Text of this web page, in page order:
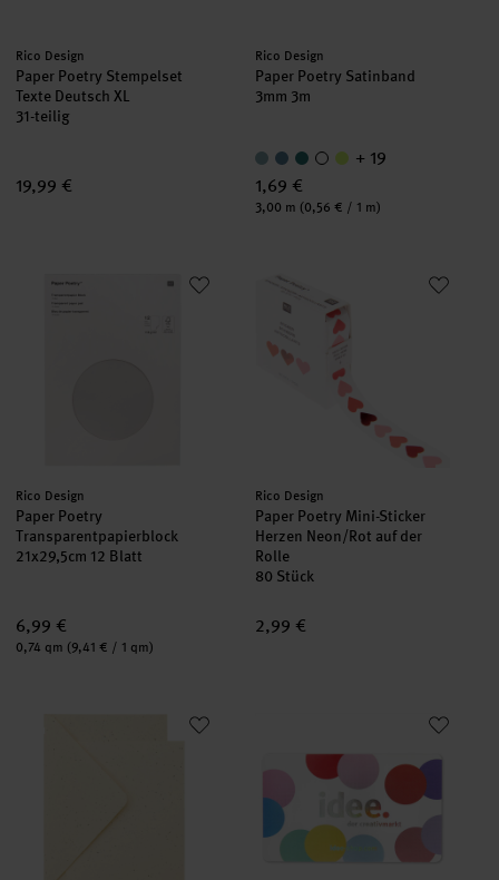
Hersteller:
Rico Design
Paper Poetry Stempelset
Texte Deutsch XL
31-teilig
19,99 €
Hersteller:
Rico Design
Paper Poetry Satinband
3mm 3m
+ 19
1,69 €
Inhalt:
3,00 m (0,56 € / 1 m)
Paper Poetry Transparentpapierblock 21x29,5cm 12 Blatt
Hersteller:
Rico Design
Paper Poetry
Transparentpapierblock
21x29,5cm 12 Blatt
6,99 €
Inhalt:
0,74 qm (9,41 € / 1 qm)
Paper Poetry Mini-Sticker
Hersteller:
Rico Design
Paper Poetry Mini-Sticker
Herzen Neon/Rot auf der
Rolle
80 Stück
2,99 €
Paper Poetry Kartenset Elfenbein B6/B6